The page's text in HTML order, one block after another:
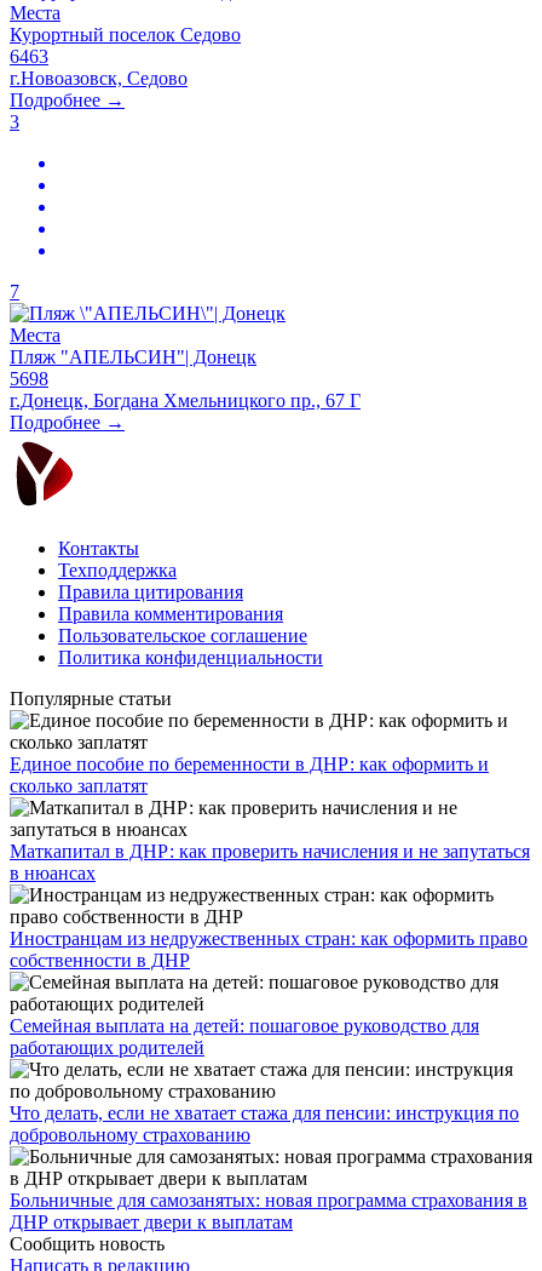
Места
Курортный поселок Седово
6463
г.Новоазовск, Седово
Подробнее →
3
7
Места
Пляж "АПЕЛЬСИН"| Донецк
5698
г.Донецк, Богдана Хмельницкого пр., 67 Г
Подробнее →
Контакты
Техподдержка
Правила цитирования
Правила комментирования
Пользовательское соглашение
Политика конфиденциальности
Популярные статьи
Единое пособие по беременности в ДНР: как оформить и
сколько заплатят
​Маткапитал в ДНР: как проверить начисления и не запутаться
в нюансах
Иностранцам из недружественных стран: как оформить право
собственности в ДНР
Семейная выплата на детей: пошаговое руководство для
работающих родителей
Что делать, если не хватает стажа для пенсии: инструкция по
добровольному страхованию
Больничные для самозанятых: новая программа страхования в
ДНР открывает двери к выплатам
Сообщить новость
Написать в редакцию